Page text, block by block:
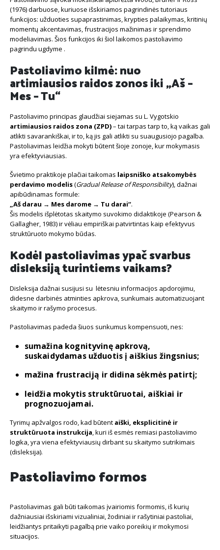
(1976) darbuose, kuriuose išskiriamos pagrindinės tutoriaus
funkcijos: užduoties supaprastinimas, krypties palaikymas, kritinių
momentų akcentavimas, frustracijos mažinimas ir sprendimo
modeliavimas. Šios funkcijos iki šiol laikomos pastoliavimo
pagrindu ugdyme .
Pastoliavimo kilmė: nuo
artimiausios raidos zonos iki „Aš –
Mes – Tu“
Pastoliavimo principas glaudžiai siejamas su L. Vygotskio
artimiausios raidos zona (ZPD)– tai tarpas tarp to, ką vaikas gali
atlikti savarankiškai, ir to, ką jis gali atlikti su suaugusiojo pagalba.
Pastoliavimas leidžia mokyti būtent šioje zonoje, kur mokymasis
yra efektyviausias.
Švietimo praktikoje plačiai taikomas laipsniško atsakomybės
perdavimo modelis(Gradual Release of Responsibility), dažnai
apibūdinamas formule:
„Aš darau → Mes darome → Tu darai“.
Šis modelis išplėtotas skaitymo suvokimo didaktikoje (Pearson &
Gallagher, 1983) ir vėliau empiriškai patvirtintas kaip efektyvus
struktūruoto mokymo būdas.
Kodėl pastoliavimas ypač svarbus
disleksiją turintiems vaikams?
Disleksija dažnai susijusi su lėtesniu informacijos apdorojimu,
didesne darbinės atminties apkrova, sunkumais automatizuojant
skaitymo ir rašymo procesus.
Pastoliavimas padeda šiuos sunkumus kompensuoti, nes:
sumažina kognityvinę apkrovą,
suskaidydamas užduotis į aiškius žingsnius;
mažina frustraciją ir didina sėkmės patirtį;
leidžia mokytis struktūruotai, aiškiai ir
prognozuojamai.
Tyrimų apžvalgos rodo, kad būtent aiški, eksplicitinė ir
struktūruota instrukcija, kuri iš esmės remiasi pastoliavimo
logika, yra viena efektyviausių dirbant su skaitymo sutrikimais
(disleksija).
Pastoliavimo formos
Pastoliavimas gali būti taikomas įvairiomis formomis, iš kurių
dažniausiai išskiriami vizualiniai, žodiniai ir rašytiniai pastoliai,
leidžiantys pritaikyti pagalbą prie vaiko poreikių ir mokymosi
situacijos.